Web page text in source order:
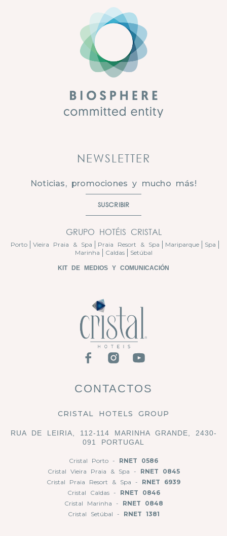
CONTACTOS
CRISTAL HOTELS GROUP
RUA DE LEIRIA, 112-114 MARINHA GRANDE, 2430-
091 PORTUGAL
Cristal Porto - RNET 0586
Cristal Vieira Praia & Spa - RNET 0845
Cristal Praia Resort & Spa - RNET 6939
Cristal Caldas - RNET 0846
Cristal Marinha - RNET 0848
Cristal Setúbal - RNET 1381
NEWSLETTER
Noticias, promociones y mucho más!
SUSCRIBIR
GRUPO HOTÉIS CRISTAL
Porto Vieira Praia & Spa Praia Resort & Spa Mariparque
Spa
Marinha
Caldas Setúbal
KIT DE MEDIOS Y COMUNICACIÓN